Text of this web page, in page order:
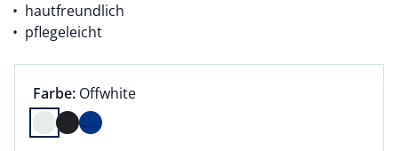
hautfreundlich
pflegeleicht
Farbauswahl:
Farbe: aktuell ausgewählt:
Offwhite
Farbe Offwhite ausgewählt